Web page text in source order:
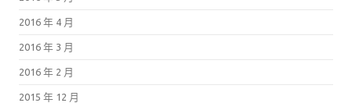
2016 年 4 月
2016 年 3 月
2016 年 2 月
2015 年 12 月